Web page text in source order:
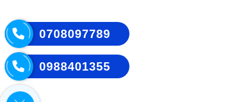
0708097789
0988401355